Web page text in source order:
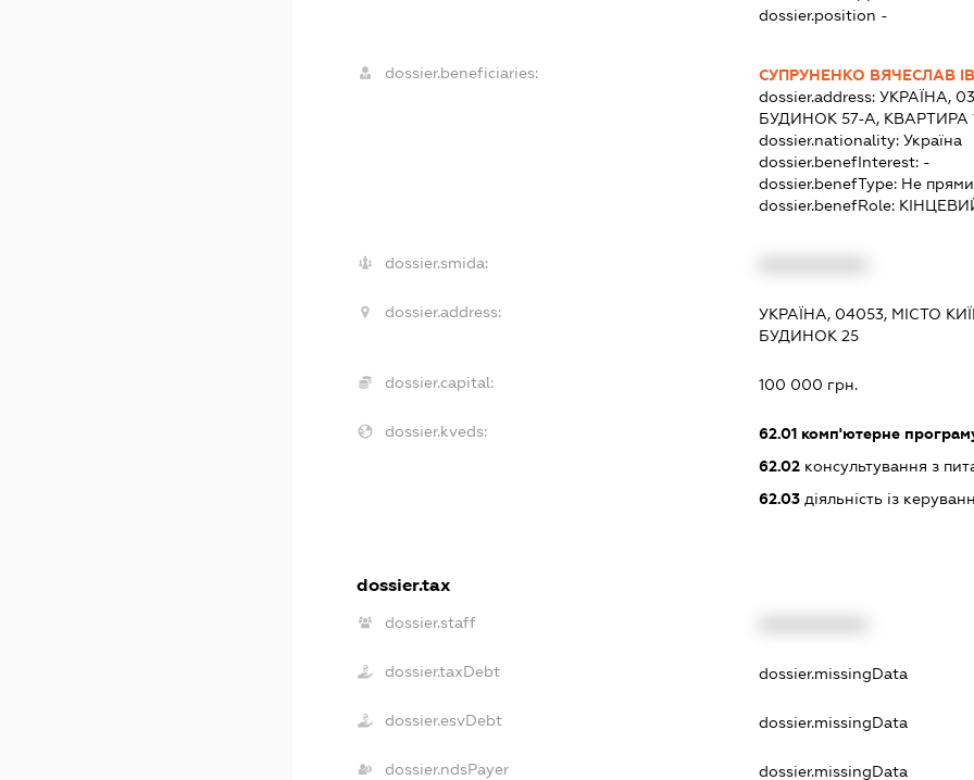
dossier.position -
dossier.beneficiaries:
СУПРУНЕНКО ВЯЧЕСЛАВ
dossier.address:УКРАЇНА,
БУДИНОК 57-А, КВАРТИРА
dossier.nationality:Україна
dossier.benefInterest: -
dossier.benefType: Не
dossier.benefRole:
dossier.smida:
dossier.address:
УКРАЇНА, 04053, МІСТО
БУДИНОК 25
dossier.capital: 100 000 грн.
dossier.kveds: 62.01 комп'ютерне
62.02 консультування з
62.03 діяльність із
dossier.tax
dossier.staff
dossier.taxDebt dossier.missingData
dossier.esvDebt dossier.missingData
dossier.ndsPayer dossier.missingData